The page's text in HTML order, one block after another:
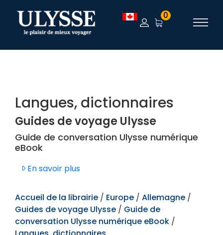
TEST 0
Langues, dictionnaires
Guides de voyage Ulysse
Guide de conversation Ulysse numérique
eBook
En savoir plus
Accueil de la librairie / Europe / Allemagne /
Guides de voyage Ulysse / Guide de
conversation Ulysse numérique eBook /